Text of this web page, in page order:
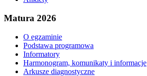
Matura 2026
O egzaminie
Podstawa programowa
Informatory
Harmonogram, komunikaty i informacje
Arkusze diagnostyczne